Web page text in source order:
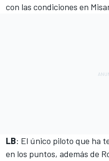
con las condiciones en
LB: El único piloto que ha
en los puntos, además de